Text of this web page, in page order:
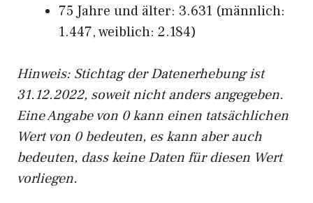
75 Jahre und älter: 3.631 (männlich:
1.447, weiblich: 2.184)
Hinweis: Stichtag der Datenerhebung ist
31.12.2022, soweit nicht anders angegeben.
Eine Angabe von 0 kann einen tatsächlichen
Wert von 0 bedeuten, es kann aber auch
bedeuten, dass keine Daten für diesen Wert
vorliegen.